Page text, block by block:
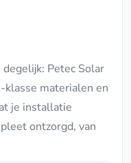
Petec Solar
materialen en
je installatie
ontzorgd, van